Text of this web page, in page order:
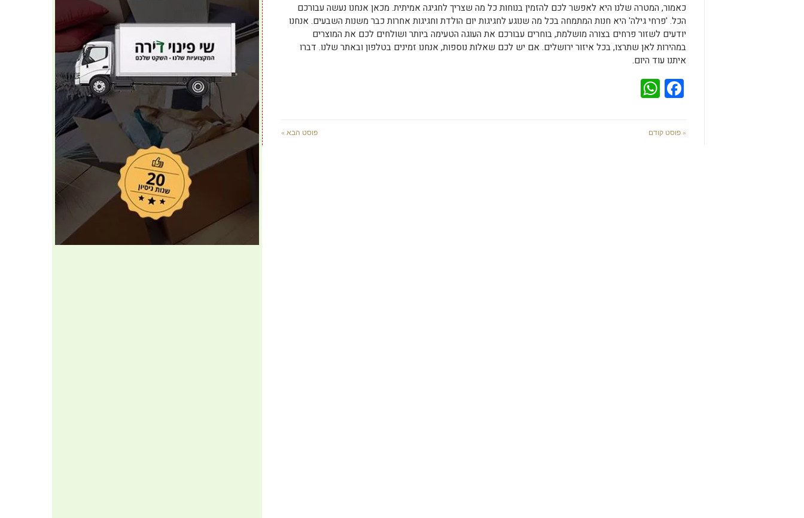
כאמור, המטרה שלנו היא לאפשר לכם להזמין בנוחות כל מה שצריך לחגיגה אמיתית. מכאן אנחנו נעשה עבורכם
הכל. 'פרחי גילה' היא חנות המתמחה בכל מה שנוגע לחגיגות יום הולדת וחגיגות אחרות כבר משנות השבעים. אנחנו
יודעים לשזור פרחים בצורה מושלמת, בוחרים עבורכם את העוגה הטעימה ביותר ושולחים לכם את המוצרים
במהירות לאן שתרצו, בכל איזור ירושלים. אם יש לכם שאלות נוספות, אנחנו זמינים בטלפון ובאתר שלנו. דברו
איתנו עוד היום.
Facebook
« פוסט קודם פוסט הבא »